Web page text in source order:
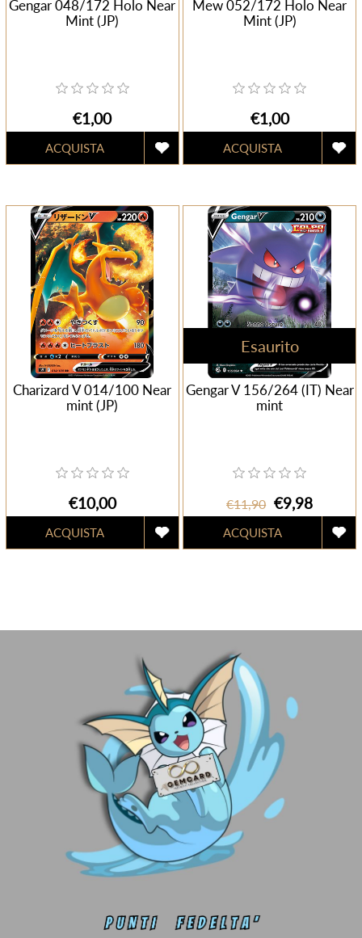
Gengar 048/172 Holo Near
Mint (JP)
€1,00
Mew 052/172 Holo Near
Mint (JP)
€1,00
Charizard V 014/100 Near
mint (JP)
€10,00
Esaurito
Gengar V 156/264 (IT) Near
mint
€11,90 €9,98